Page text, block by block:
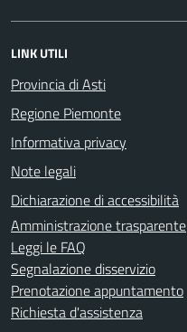
LINK UTILI
Provincia di Asti
Regione Piemonte
Informativa privacy
Note legali
Dichiarazione di accessibilità
Amministrazione trasparente
Leggi le FAQ
Segnalazione disservizio
Prenotazione appuntamento
Richiesta d'assistenza